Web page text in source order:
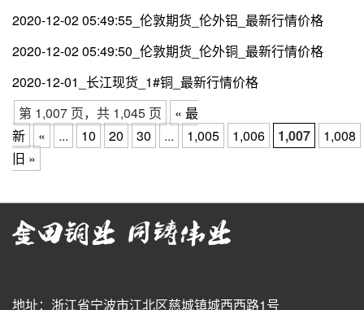
2020-12-02 05:49:55_伦敦期货_伦外铝_最新行情价格
2020-12-02 05:49:50_伦敦期货_伦外铜_最新行情价格
2020-12-01_长江现货_1#铜_最新行情价格
第 1,007 页，共 1,045 页
« 最
新
« ... 10 20 30 ... 1,005 1,006 1,007
1,008
旧 »
地址：浙江省宁波市江北区慈城镇城西西路1号